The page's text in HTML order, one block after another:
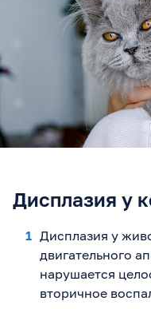
Дисплазия у
Дисплазия у
двигательного
нарушается
вторичное